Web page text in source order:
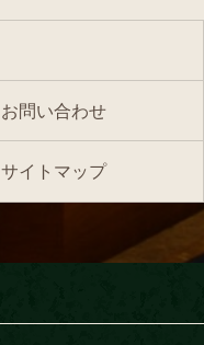
お問い合わせ
サイトマップ